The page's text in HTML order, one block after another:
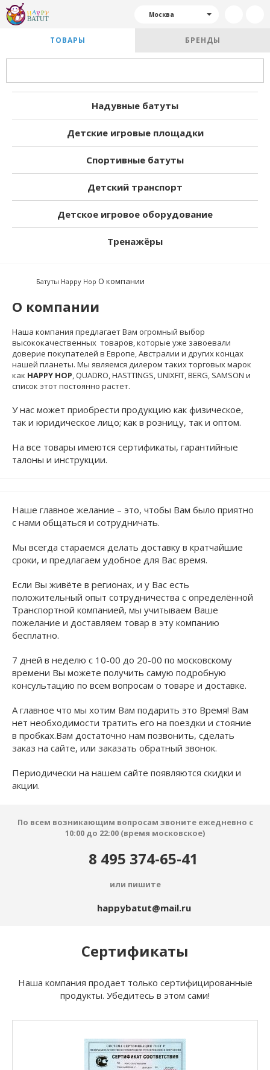
Москва
ТОВАРЫ БРЕНДЫ
Надувные батуты
Детские игровые площадки
Спортивные батуты
Детский транспорт
Детское игровое оборудование
Тренажёры
Батуты Happy Hop О компании
О компании
Наша компания предлагает Вам огромный выбор
высококачественных товаров, которые уже завоевали
доверие покупателей в Европе, Австралии и других концах
нашей планеты. Мы являемся дилером таких торговых марок
как HAPPY HOP, QUADRO, HASTTINGS, UNIXFIT, BERG, SAMSON и
список этот постоянно растет.
У нас может приобрести продукцию как физическое,
так и юридическое лицо; как в розницу, так и оптом.
На все товары имеются сертификаты, гарантийные
талоны и инструкции.
Наше главное желание – это, чтобы Вам было приятно
с нами общаться и сотрудничать.
Мы всегда стараемся делать доставку в кратчайшие
сроки, и предлагаем удобное для Вас время.
Если Вы живёте в регионах, и у Вас есть
положительный опыт сотрудничества с определённой
Транспортной компанией, мы учитываем Ваше
пожелание и доставляем товар в эту компанию
бесплатно.
7 дней в неделю с 10-00 до 20-00 по московскому
времени Вы можете получить самую подробную
консультацию по всем вопросам о товаре и доставке.
А главное что мы хотим Вам подарить это Время! Вам
нет необходимости тратить его на поездки и стояние
в пробках.Вам достаточно нам позвонить, сделать
заказ на сайте, или заказать обратный звонок.
Периодически на нашем сайте появляются скидки и
акции.
По всем возникающим вопросам звоните ежедневно с
10:00 до 22:00 (время московское)
8 495 374-65-41
или пишите
happybatut@mail.ru
Сертификаты
Наша компания продает только сертифицированные
продукты. Убедитесь в этом сами!